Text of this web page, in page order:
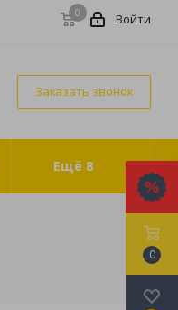
0 Войти
Заказать звонок
Ещё 8
0